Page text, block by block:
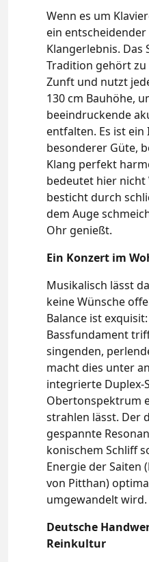
Wenn es um
ein
Klangerlebnis. Das
Tradition gehört zu
Zunft und nutzt
130 cm Bauhöhe,
beeindruckende
entfalten. Es ist
besonderer Güte,
Klang perfekt
bedeutet hier nicht
besticht durch
dem Auge
Ohr genießt.
Ein Konzert im
Musikalisch lässt
keine Wünsche
Balance ist
Bassfundament
singenden,
macht dies unter
integrierte Duplex-
Obertonspektrum
strahlen lässt. Der
gespannte
konischem Schliff
Energie der Saiten
von Pitthan)
umgewandelt wird.
Deutsche
Reinkultur